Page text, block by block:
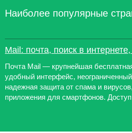
Наиболее популярные
Mail: почта, поиск в
Почта Mail — крупнейшая
удобный интерфейс,
надежная защита от спама и
приложения для смартфонов.